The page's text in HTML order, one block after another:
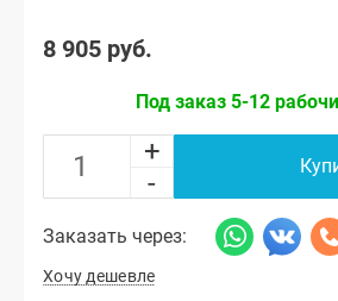
8 905 руб.
Под заказ 5-12
+
-
Заказать через:
Хочу дешевле